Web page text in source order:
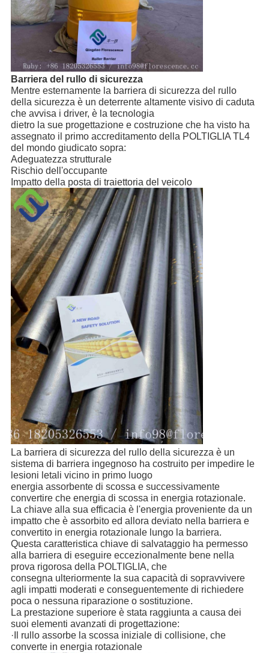
Barriera del rullo di sicurezza
Mentre esternamente la barriera di sicurezza del rullo
della sicurezza è un deterrente altamente visivo di caduta
che avvisa i driver, è la tecnologia
dietro la sue progettazione e costruzione che ha visto ha
assegnato il primo accreditamento della POLTIGLIA TL4
del mondo giudicato sopra:
Adeguatezza strutturale
Rischio dell'occupante
Impatto della posta di traiettoria del veicolo
La barriera di sicurezza del rullo della sicurezza è un
sistema di barriera ingegnoso ha costruito per impedire le
lesioni letali vicino in primo luogo
energia assorbente di scossa e successivamente
convertire che energia di scossa in energia rotazionale.
La chiave alla sua efficacia è l'energia proveniente da un
impatto che è assorbito ed allora deviato nella barriera e
convertito in energia rotazionale lungo la barriera.
Questa caratteristica chiave di salvataggio ha permesso
alla barriera di eseguire eccezionalmente bene nella
prova rigorosa della POLTIGLIA, che
consegna ulteriormente la sua capacità di sopravvivere
agli impatti moderati e conseguentemente di richiedere
poca o nessuna riparazione o sostituzione.
La prestazione superiore è stata raggiunta a causa dei
suoi elementi avanzati di progettazione:
·Il rullo assorbe la scossa iniziale di collisione, che
converte in energia rotazionale